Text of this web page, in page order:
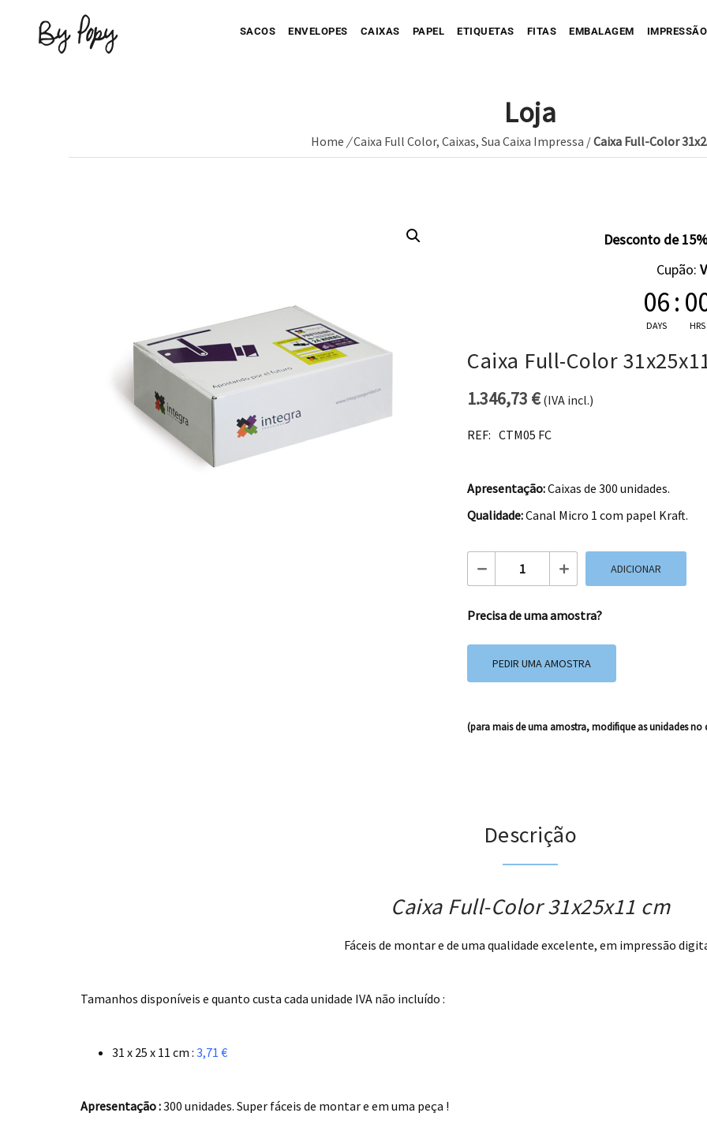
SACOS ENVELOPES CAIXAS
Sua Caixa Impressa Caixa Recortada
Caixa Full Color
PAPEL ETIQUETAS
Sua Etiqueta Impressa Etiqueta
FITAS EMBALAGEM
Sua Fita Adesiva
Loja
Home /Caixa Full Color, Caixas, Sua Caixa Impressa /Caixa Full-Color
Desconto de
Cupão:
06
DAYS
:
HRS
Caixa Full-Color
1.346,73 €(IVA incl.)
REF: CTM05 FC
Apresentação:Caixas de 300 unidades.
Qualidade:Canal Micro 1 com papel Kraft.
Quantidade de Caixa Full-Color
ADICIONAR
Precisa de uma amostra?
PEDIR UMA AMOSTRA
(para mais de uma amostra, modifique as unidades no
Descrição
Caixa Full-Color 31x25x11 cm
Fáceis de montar e de uma qualidade excelente, em impressão
Tamanhos disponíveis e quanto custa cada unidade IVA não incluído :
31 x 25 x 11 cm : 3,71 €
Apresentação :300 unidades. Super fáceis de montar e em uma peça !